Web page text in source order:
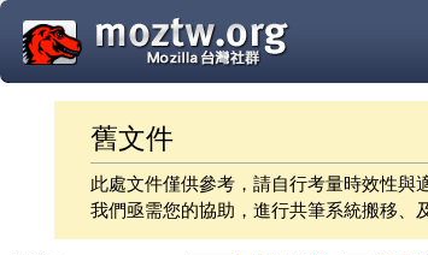
舊文件
此處文件僅供參考，請自行考量時效性與
我們亟需您的協助，進行共筆系統搬移、